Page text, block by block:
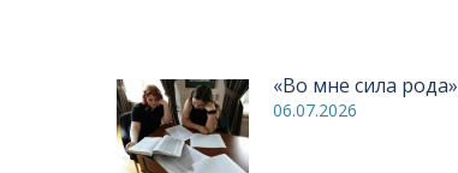
«Во мне сила рода»
06.07.2026